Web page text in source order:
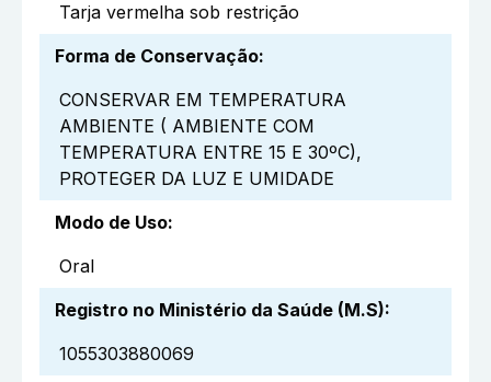
Tarja vermelha sob restrição
Forma de Conservação:
CONSERVAR EM TEMPERATURA
AMBIENTE ( AMBIENTE COM
TEMPERATURA ENTRE 15 E 30ºC),
PROTEGER DA LUZ E UMIDADE
Modo de Uso:
Oral
Registro no Ministério da Saúde (M.S):
1055303880069